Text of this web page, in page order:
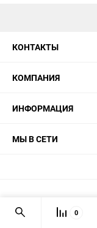
КОНТАКТЫ
КОМПАНИЯ
ИНФОРМАЦИЯ
МЫ В СЕТИ
0